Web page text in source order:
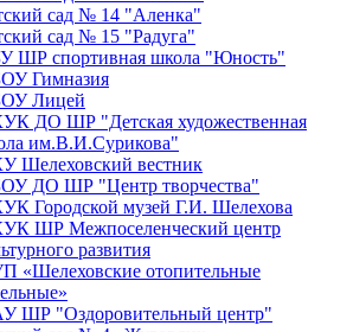
сад № 14 "Аленка"
сад № 15 "Радуга"
ШР спортивная школа "Юность"
Гимназия
Лицей
ДО ШР "Детская художественная
им.В.И.Сурикова"
Шелеховский вестник
ДО ШР "Центр творчества"
Городской музей Г.И. Шелехова
ШР Межпоселенческий центр
развития
«Шелеховские отопительные
ШР "Оздоровительный центр"